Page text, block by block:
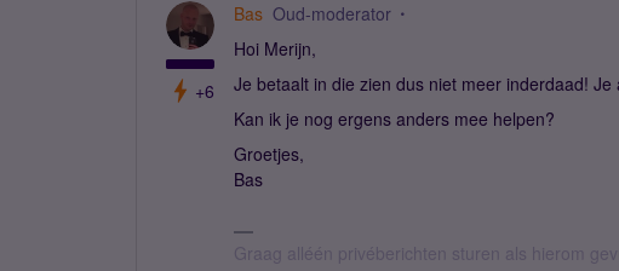
+6
Bas Oud-moderator
Hoi Merijn,
Je betaalt in die zien dus niet meer inderdaad!
Kan ik je nog ergens anders mee helpen?
Groetjes,
Bas
Graag alléén privéberichten sturen als hierom